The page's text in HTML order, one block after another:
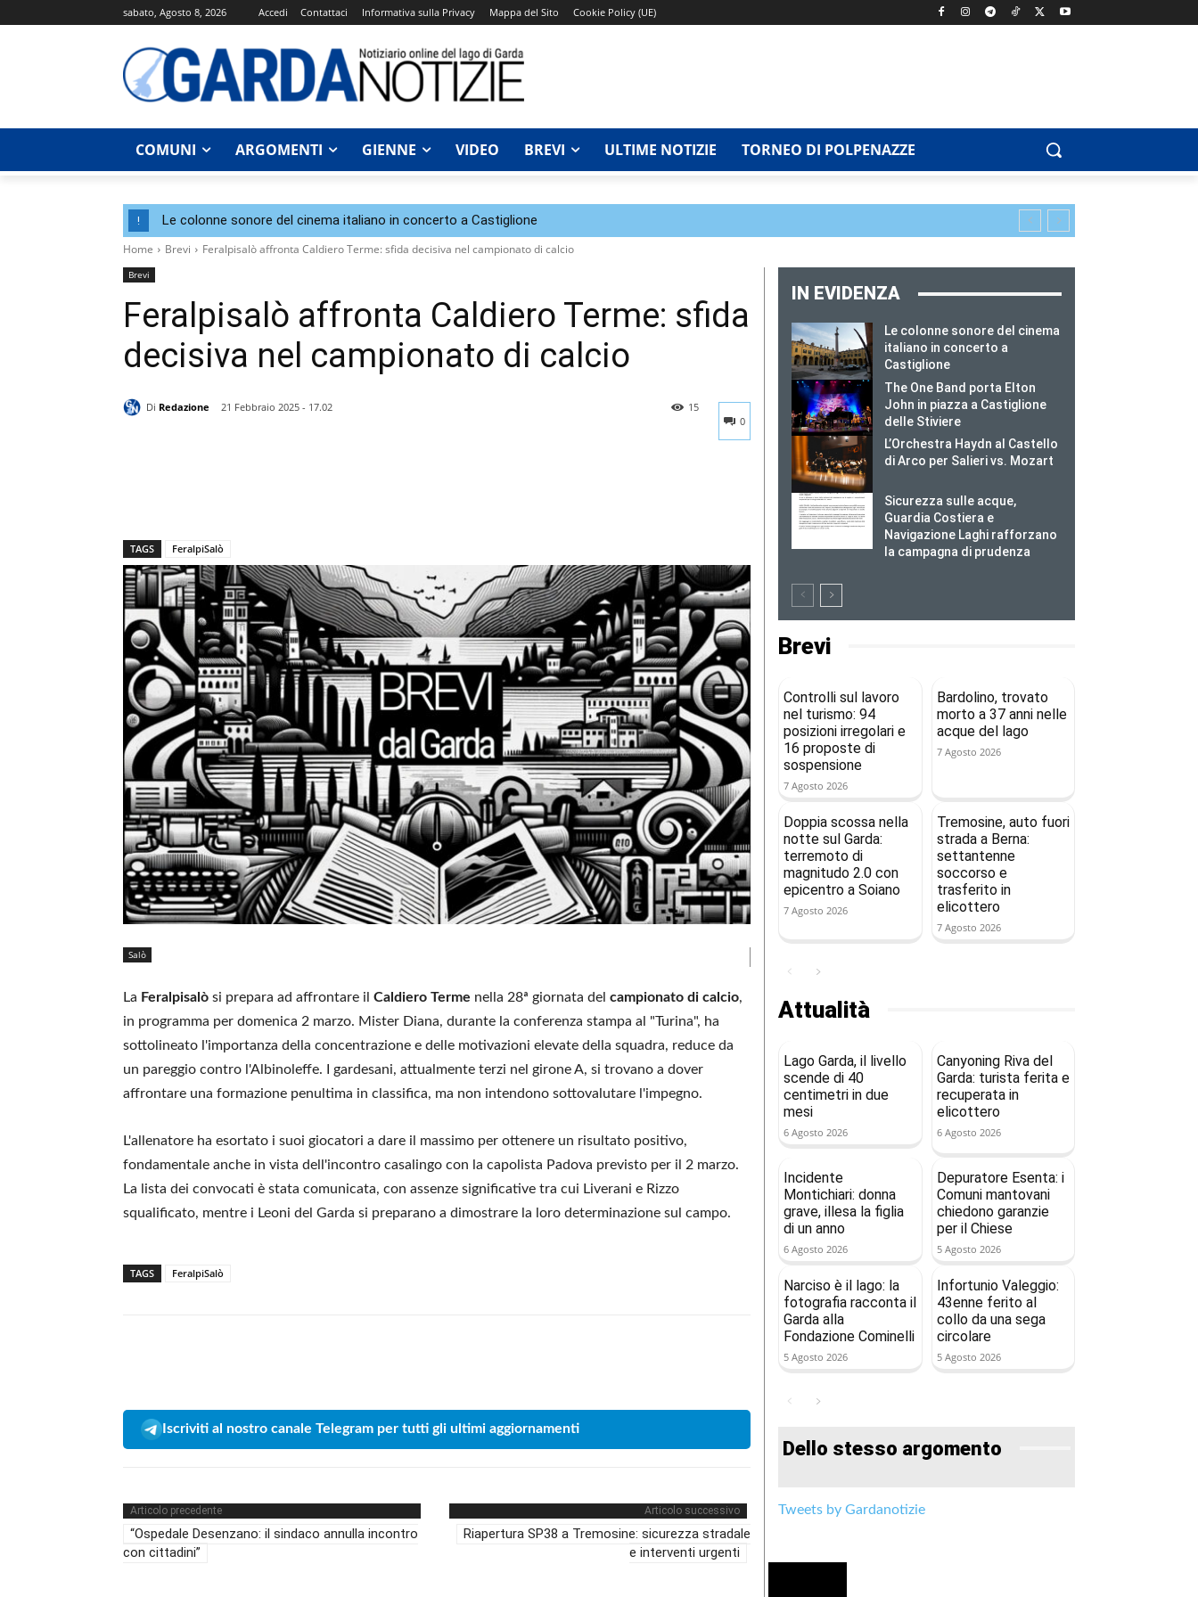
sabato, Agosto 8, 2026 Accedi Contattaci Informativa sulla Privacy Mappa del Sito Cookie Policy (UE)
COMUNI ARGOMENTI GIENNE VIDEO BREVI ULTIME NOTIZIE TORNEO DI POLPENAZZE
! Le colonne sonore del cinema italiano in concerto a Castiglione
Home Brevi Feralpisalò affronta Caldiero Terme: sfida decisiva nel campionato di calcio
Brevi
Feralpisalò affronta Caldiero Terme: sfida
decisiva nel campionato di calcio
Di Redazione
21 Febbraio 2025 - 17.02
0
15
TAGS FeralpiSalò
Salò
La Feralpisalò si prepara ad affrontare il Caldiero Terme nella 28ª giornata del campionato di calcio,
in programma per domenica 2 marzo. Mister Diana, durante la conferenza stampa al "Turina", ha
sottolineato l'importanza della concentrazione e delle motivazioni elevate della squadra, reduce da
un pareggio contro l'Albinoleffe. I gardesani, attualmente terzi nel girone A, si trovano a dover
affrontare una formazione penultima in classifica, ma non intendono sottovalutare l'impegno.
L'allenatore ha esortato i suoi giocatori a dare il massimo per ottenere un risultato positivo,
fondamentale anche in vista dell'incontro casalingo con la capolista Padova previsto per il 2 marzo.
La lista dei convocati è stata comunicata, con assenze significative tra cui Liverani e Rizzo
squalificato, mentre i Leoni del Garda si preparano a dimostrare la loro determinazione sul campo.
TAGS FeralpiSalò
Iscriviti al nostro canale Telegram per tutti gli ultimi aggiornamenti
Articolo precedente
“Ospedale Desenzano: il sindaco annulla incontro
con cittadini”
Articolo successivo
Riapertura SP38 a Tremosine: sicurezza stradale
e interventi urgenti
IN EVIDENZA
Le colonne sonore del cinema
italiano in concerto a
Castiglione
The One Band porta Elton
John in piazza a Castiglione
delle Stiviere
L’Orchestra Haydn al Castello
di Arco per Salieri vs. Mozart
Sicurezza sulle acque,
Guardia Costiera e
Navigazione Laghi rafforzano
la campagna di prudenza
Brevi
Controlli sul lavoro
nel turismo: 94
posizioni irregolari e
16 proposte di
sospensione
7 Agosto 2026
Bardolino, trovato
morto a 37 anni nelle
acque del lago
7 Agosto 2026
Doppia scossa nella
notte sul Garda:
terremoto di
magnitudo 2.0 con
epicentro a Soiano
7 Agosto 2026
Tremosine, auto fuori
strada a Berna:
settantenne
soccorso e
trasferito in
elicottero
7 Agosto 2026
Attualità
Lago Garda, il livello
scende di 40
centimetri in due
mesi
6 Agosto 2026
Canyoning Riva del
Garda: turista ferita e
recuperata in
elicottero
6 Agosto 2026
Incidente
Montichiari: donna
grave, illesa la figlia
di un anno
6 Agosto 2026
Depuratore Esenta: i
Comuni mantovani
chiedono garanzie
per il Chiese
5 Agosto 2026
Narciso è il lago: la
fotografia racconta il
Garda alla
Fondazione Cominelli
5 Agosto 2026
Infortunio Valeggio:
43enne ferito al
collo da una sega
circolare
5 Agosto 2026
Dello stesso argomento
Tweets by Gardanotizie